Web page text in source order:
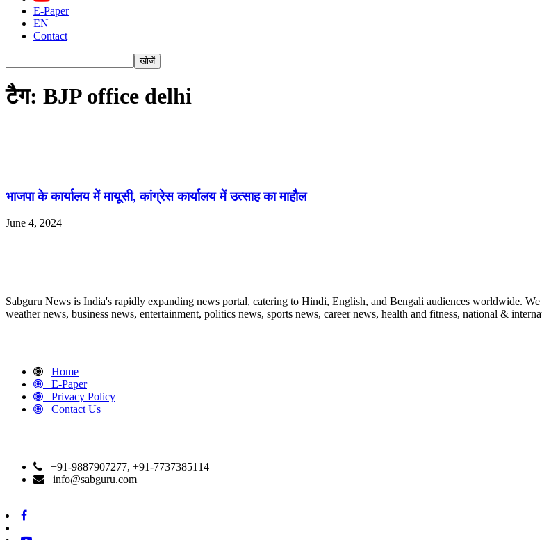
E-Paper
EN
Contact
टैग: BJP office delhi
भाजपा के कार्यालय में मायूसी, कांग्रेस कार्यालय में उत्साह का माहौल
June 4, 2024
Sabguru News is India's rapidly expanding news portal, catering to Hindi, English, and Bengali audiences worldwide.
weather news, business news, entertainment, politics news, sports news, career news, health and fitness, national &
Home
E-Paper
Privacy Policy
Contact Us
+91-9887907277, +91-7737385114
info@sabguru.com